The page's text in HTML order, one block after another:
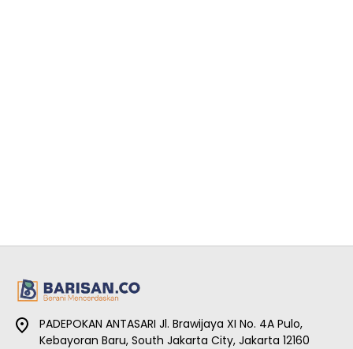
PADEPOKAN ANTASARI Jl. Brawijaya XI No. 4A Pulo,
Kebayoran Baru, South Jakarta City, Jakarta 12160